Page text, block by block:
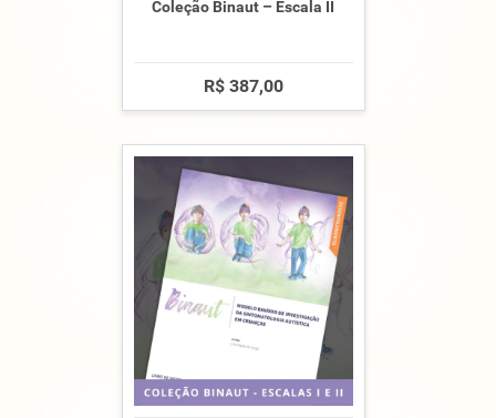
Coleção Binaut – Escala II
R$ 387,00